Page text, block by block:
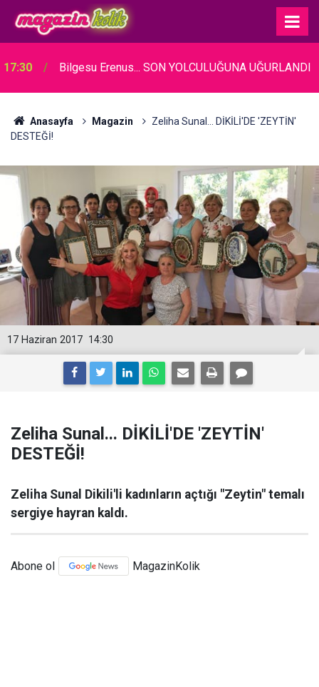
17:30 Bilgesu Erenus... SON YOLCULUĞUNA UĞURLANDI
Anasayfa Magazin
Zeliha Sunal... DİKİLİ'DE 'ZEYTİN'
DESTEĞİ!
14:30
17 Haziran 2017
Zeliha Sunal... DİKİLİ'DE 'ZEYTİN'
DESTEĞİ!
Zeliha Sunal Dikili'li kadınların açtığı "Zeytin" temalı
sergiye hayran kaldı.
Abone ol MagazinKolik